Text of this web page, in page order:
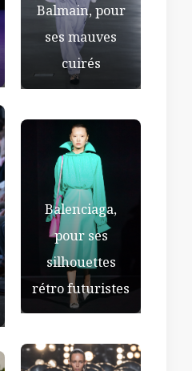
Balmain, pour
ses mauves
cuirés
Balenciaga,
pour ses
silhouettes
rétro futuristes